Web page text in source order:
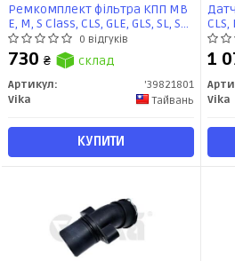
Ремкомплект фільтра КПП MB
E, M, S Class, CLS, GLE, GLS, SL, SLK
3.0, 3.5,5.0,5.5 (98-19) (39821801)
VIKA
0 відгуків
730 ₴ склад
Артикул:
'39821801
Vika
Тайвань
КУПИТИ
VIKA
1
Vika